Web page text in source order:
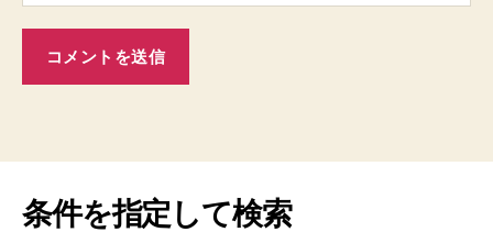
条件を指定して検索